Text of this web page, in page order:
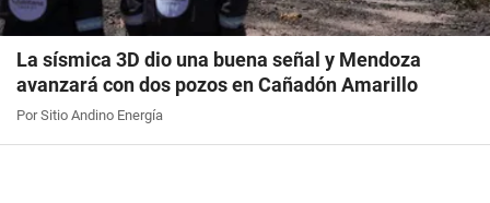
La sísmica 3D dio una buena señal y Mendoza
avanzará con dos pozos en Cañadón Amarillo
Por Sitio Andino Energía